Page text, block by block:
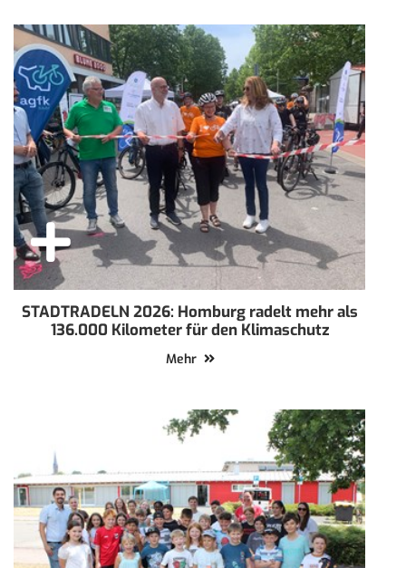
STADTRADELN 2026: Homburg radelt mehr als
136.000 Kilometer für den Klimaschutz
Mehr